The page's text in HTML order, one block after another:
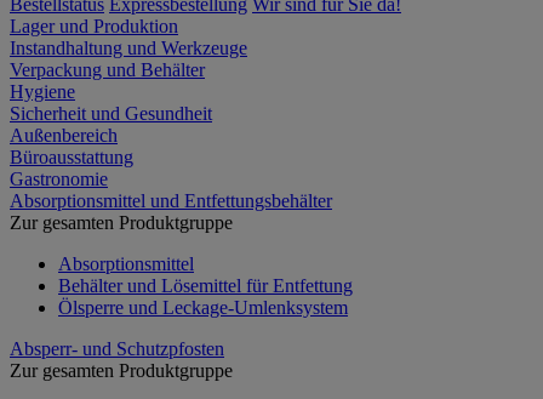
Lager und Produktion
Instandhaltung und Werkzeuge
Verpackung und Behälter
Hygiene
Sicherheit und Gesundheit
Außenbereich
Büroausstattung
Gastronomie
Absorptionsmittel und Entfettungsbehälter
Zur gesamten Produktgruppe
Absorptionsmittel
Behälter und Lösemittel für Entfettung
Ölsperre und Leckage-Umlenksystem
Absperr- und Schutzpfosten
Zur gesamten Produktgruppe